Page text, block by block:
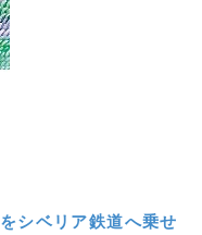
シベリア鉄道へ乗せ